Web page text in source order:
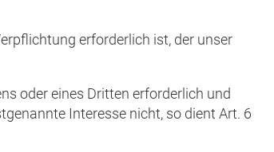
erforderlich ist, der unser
oder eines Dritten erforderlich und
Interesse nicht, so dient Art. 6